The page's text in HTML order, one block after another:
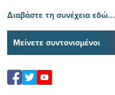
Διαβάστε τη συνέχεια εδώ...
Μείνετε συντονισμένοι